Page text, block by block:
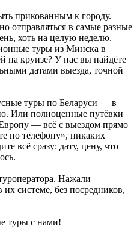
прикованным к городу.
отправляться в самые разные
хоть на целую неделю.
туры из Минска в
на круизе? У нас вы найдёте
датами выезда, точной
туры по Беларуси — в
Или полноценные путёвки
— всё с выездом прямо
по телефону», никаких
всё сразу: дату, цену, что
Нажали
системе, без посредников,
туры с нами!